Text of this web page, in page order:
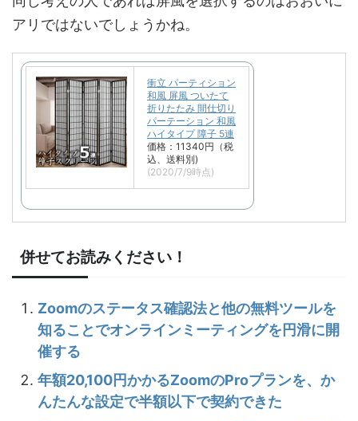
アリではないでしょうかね。
衝立 パーティション
和風 屏風 ついたて
折りたたみ 間仕切り
パーテーション 和風
ハイタイプ 障子 5連
価格：11340円（税
込、送料別)
(2020/7/9時点)
併せてお読みください！
Zoomのステータス確認法と他の無料ツールを
知ることでオンラインミーティングを円滑に開
催する
年額20,100円かかるZoomのProプランを、か
んたんな設定で半額以下で契約できた